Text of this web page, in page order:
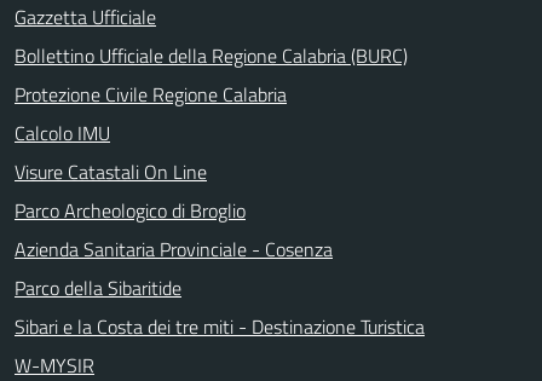
Gazzetta Ufficiale
Bollettino Ufficiale della Regione Calabria (BURC)
Protezione Civile Regione Calabria
Calcolo IMU
Visure Catastali On Line
Parco Archeologico di Broglio
Azienda Sanitaria Provinciale - Cosenza
Parco della Sibaritide
Sibari e la Costa dei tre miti - Destinazione Turistica
W-MYSIR